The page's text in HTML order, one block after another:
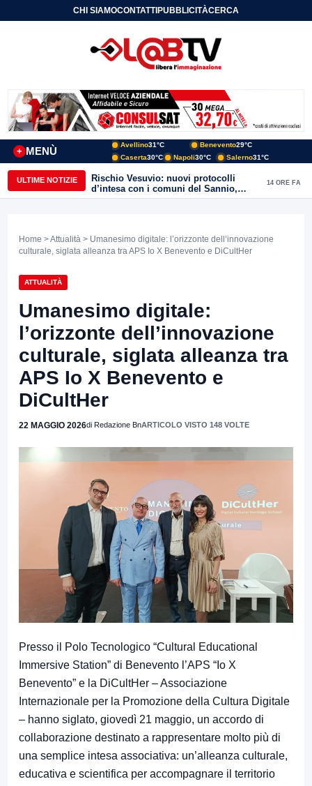
CHI SIAMOCONTATTIPUBBLICITÀCERCA
MENÙ
+
Avellino31°C Benevento29°C
Caserta30°C Napoli30°C Salerno31°C
ULTIME NOTIZIE
Rischio Vesuvio: nuovi protocolli
d’intesa con i comuni del Sannio,
firmato il protocollo con Arpaise
14 ORE FA
Home >Attualità > Umanesimo digitale: l’orizzonte dell’innovazione
culturale, siglata alleanza tra APS Io X Benevento e DiCultHer
ATTUALITÀ
Umanesimo digitale:
l’orizzonte dell’innovazione
culturale, siglata alleanza tra
APS Io X Benevento e
DiCultHer
22 MAGGIO 2026di Redazione BnARTICOLO VISTO 148 VOLTE
Presso il Polo Tecnologico “Cultural Educational
Immersive Station” di Benevento l’APS “Io X
Benevento” e la DiCultHer – Associazione
Internazionale per la Promozione della Cultura Digitale
– hanno siglato, giovedì 21 maggio, un accordo di
collaborazione destinato a rappresentare molto più di
una semplice intesa associativa: un’alleanza culturale,
educativa e scientifica per accompagnare il territorio